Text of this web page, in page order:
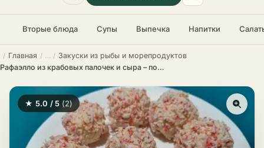
Вторые блюда Супы Выпечка Напитки
Главная
Закуски из рыбы и морепродуктов
Рафаэлло из крабовых палочек и сыра – пошаговый рецепт
★ 5.0 / 5 (2)